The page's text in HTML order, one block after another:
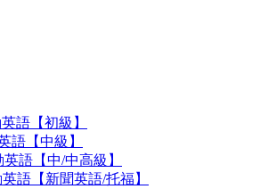
語【初級】
語【中級】
語【中/中高級】
語【新聞英語/托福】